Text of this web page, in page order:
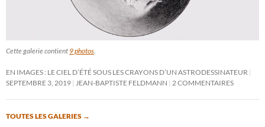
Cette galerie contient 9 photos.
EN IMAGES : LE CIEL D’ÉTÉ SOUS LES CRAYONS D’UN ASTRODESSINATEUR
SEPTEMBRE 3, 2019 JEAN-BAPTISTE FELDMANN 2 COMMENTAIRES
TOUTES LES GALERIES →